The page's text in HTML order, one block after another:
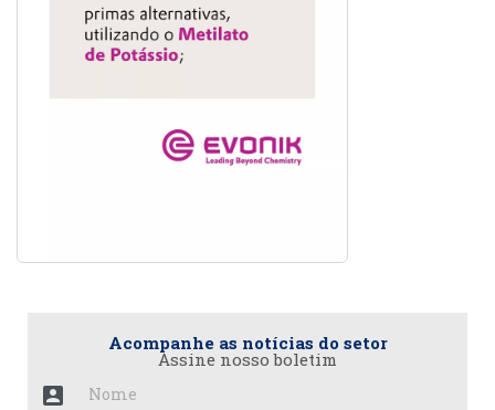
Acompanhe as notícias do setor
Assine nosso boletim
account_box